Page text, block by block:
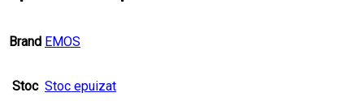
Brand EMOS
Stoc Stoc epuizat